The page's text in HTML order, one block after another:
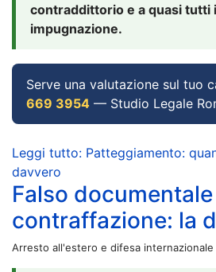
contraddittorio e a quasi tutti
impugnazione.
Serve una valutazione sul tuo
669 3954 — Studio Legale
Leggi tutto: Patteggiamento:
davvero
Falso
contraffazione: la
Arresto all'estero e difesa internazionale